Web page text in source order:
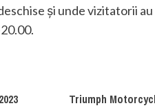
și unde vizitatorii
Triumph